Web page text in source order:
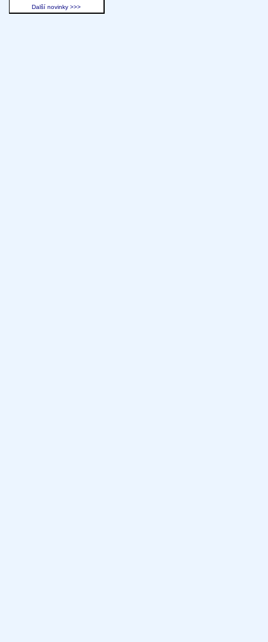
Další novinky >>>